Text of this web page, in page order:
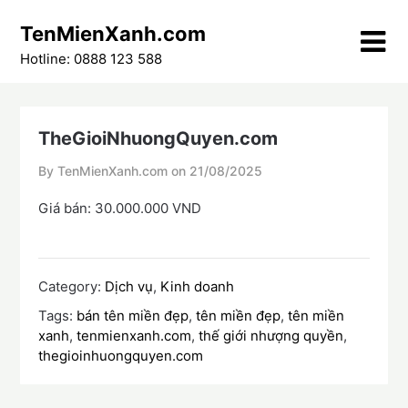
content
TenMienXanh.com
Hotline: 0888 123 588
TheGioiNhuongQuyen.com
By TenMienXanh.com on 21/08/2025
Giá bán: 30.000.000 VND
Category: Dịch vụ, Kinh doanh
Tags: bán tên miền đẹp,tên miền đẹp,tên miền
xanh,tenmienxanh.com,thế giới nhượng quyền,
thegioinhuongquyen.com